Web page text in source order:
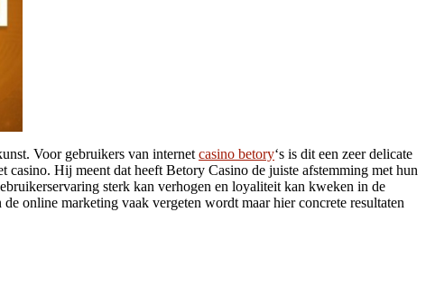
Voor gebruikers van internet casino betory‘s is dit een zeer delicate
Hij meent dat heeft Betory Casino de juiste afstemming met hun
sterk kan verhogen en loyaliteit kan kweken in de
online marketing vaak vergeten wordt maar hier concrete resultaten